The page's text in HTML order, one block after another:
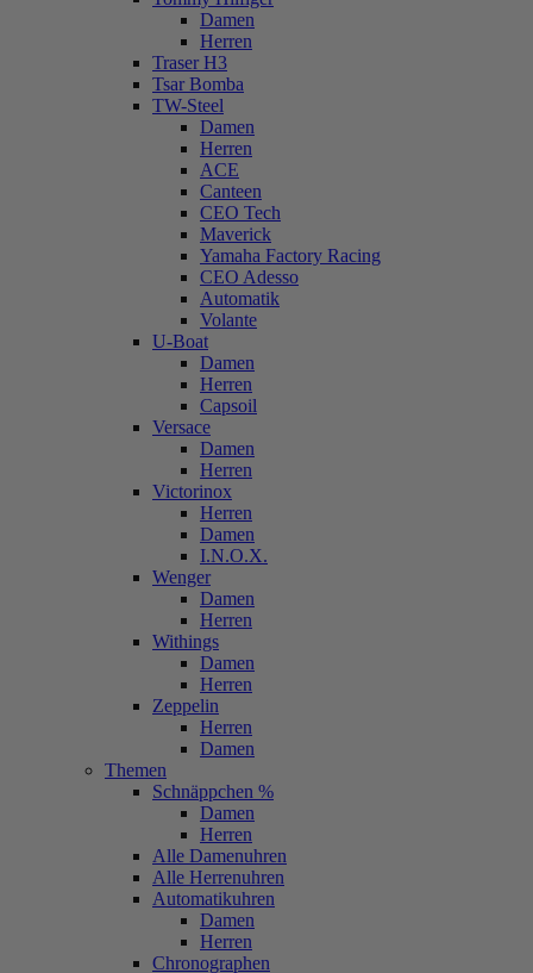
Damen
Herren
Traser H3
Tsar Bomba
TW-Steel
Damen
Herren
ACE
Canteen
CEO Tech
Maverick
Yamaha Factory Racing
CEO Adesso
Automatik
Volante
U-Boat
Damen
Herren
Capsoil
Versace
Damen
Herren
Victorinox
Herren
Damen
I.N.O.X.
Wenger
Damen
Herren
Withings
Damen
Herren
Zeppelin
Herren
Damen
Themen
Schnäppchen %
Damen
Herren
Alle Damenuhren
Alle Herrenuhren
Automatikuhren
Damen
Herren
Chronographen